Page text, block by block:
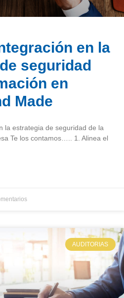
en la
seguridad
en
Made
la estrategia de seguridad de la
Te los contamos….. 1. Alinea el
AUDITORIAS